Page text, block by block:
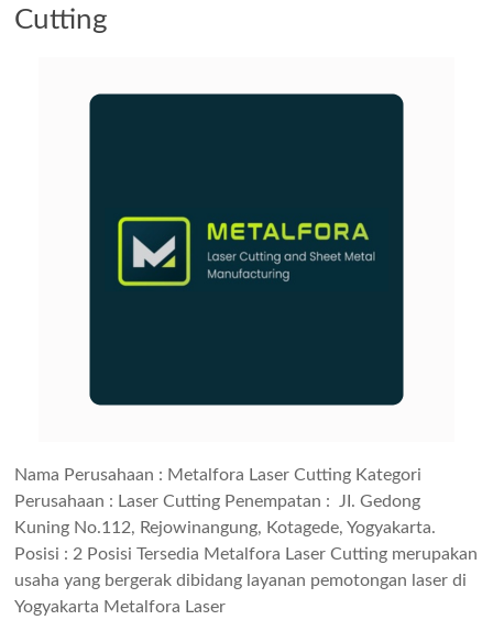
Cutting
Nama Perusahaan : Metalfora Laser Cutting Kategori
Perusahaan : Laser Cutting Penempatan : JI. Gedong
Kuning No.112, Rejowinangung, Kotagede, Yogyakarta.
Posisi : 2 Posisi Tersedia Metalfora Laser Cutting merupakan
usaha yang bergerak dibidang layanan pemotongan laser di
Yogyakarta Metalfora Laser